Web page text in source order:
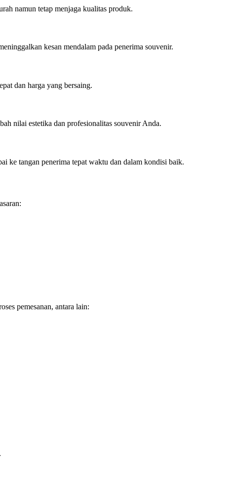
namun tetap menjaga kualitas produk.
kesan mendalam pada penerima souvenir.
dan harga yang bersaing.
nilai estetika dan profesionalitas souvenir Anda.
ke tangan penerima tepat waktu dan dalam kondisi baik.
pemesanan, antara lain: